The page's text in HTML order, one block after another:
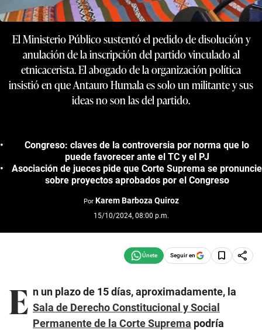
El Ministerio Público sustentó el pedido de disolución y
anulación de la inscripción del partido vinculado al
etnicacerista. El abogado de la organización política
insistió en que Antauro Humala es solo un militante y sus
ideas no son las del partido.
Congreso: claves de la controversia por norma que lo
puede favorecer ante el TC y el PJ
Asociación de jueces pide que Corte Suprema se pronuncie
sobre proyectos aprobados por el Congreso
Por Karem Barboza Quiroz
15/10/2024, 08:00 p.m.
Seguir en
E n un plazo de 15 días, aproximadamente, la
Sala de Derecho Constitucional y Social
Permanente de la Corte Suprema podría